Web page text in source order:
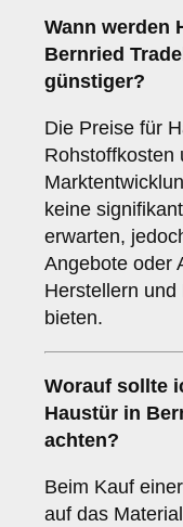
Wann werden
Bernried
günstiger?
Die Preise für
Rohstoffkosten
keine
erwarten,
Angebote oder
Herstellern
bieten.
Worauf sollte
Haustür in
achten?
Beim Kauf
auf das